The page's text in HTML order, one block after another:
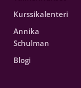
Kurssikalenteri
Annika
Schulman
Blogi